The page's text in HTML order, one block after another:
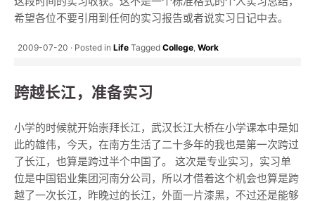
希望各位不要引用到任何的实习报告或者说实习日记中去。
2009-07-20 Posted in Life Tagged College, Work
跨越长江，准备实习
小学的时候就开始崇拜长江，武汉长江大桥在小学课本中是如
此的雄伟，今天，在南方生活了二十多年的我也是第一次跨过
了长江，也算是跨过半个中国了。 这次是专业实习，实习单
位是中国铝业集团河南分公司，所以才借着这个机会也算是跨
越了一次长江，昨晚过的长江，外面一片漆黑，不过还是能够